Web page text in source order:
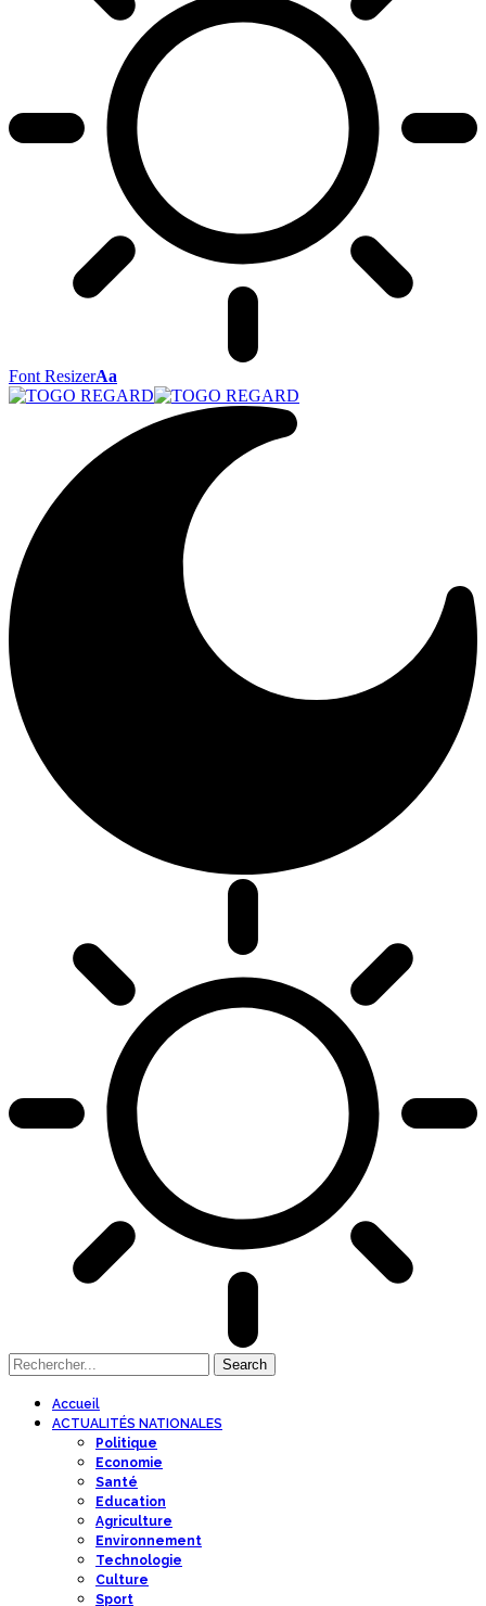
Font ResizerAa
Accueil
ACTUALITÉS NATIONALES
Politique
Economie
Santé
Education
Agriculture
Environnement
Technologie
Culture
Sport